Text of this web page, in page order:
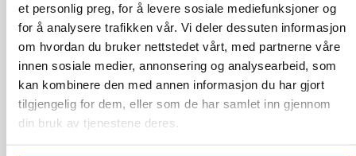
et personlig preg, for å levere sosiale mediefunksjoner og
for å analysere trafikken vår. Vi deler dessuten informasjon
om hvordan du bruker nettstedet vårt, med partnerne våre
innen sosiale medier, annonsering og analysearbeid, som
kan kombinere den med annen informasjon du har gjort
tilgjengelig for dem, eller som de har samlet inn gjennom
din bruk av tjenestene deres.
Røråslia Skotfoss | 10 byggeklare tomter med
utsikt og gode solforhold
1 200 000 kr